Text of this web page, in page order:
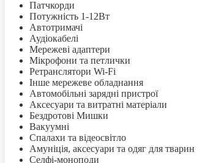
Патчкорди
Потужність 1-12Вт
Автотримачі
Аудіокабелі
Мережеві адаптери
Мікрофони та петлички
Ретранслятори Wi-Fi
Інше мережеве обладнання
Автомобільні зарядні пристрої
Аксесуари та витратні матеріали
Бездротові Мишки
Вакуумні
Спалахи та відеосвітло
Амуніція, аксесуари та одяг для тварин
Селфi-моноподи